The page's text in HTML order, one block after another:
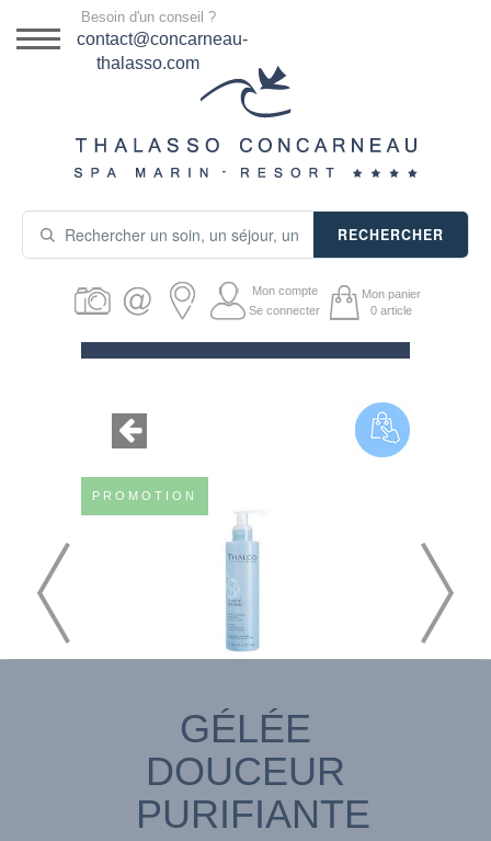
DESTINATION
SÉJOURS THALASSO
PRODUITS COSMÉTIQUES
GUIDE CADEAUX
HÉBERGEMENT
Besoin d'un conseil ?
contact@concarneau-
thalasso.com
RECHERCHER
Mon compte
Se connecter
Mon panier
0 article
PROMOTION
GÉLÉE
DOUCEUR
PURIFIANTE